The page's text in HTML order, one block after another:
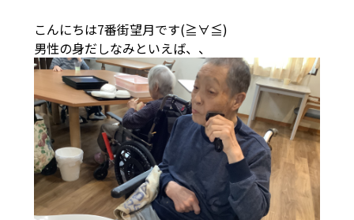
こんにちは7番街望月です(≧∀≦)
男性の身だしなみといえば、、